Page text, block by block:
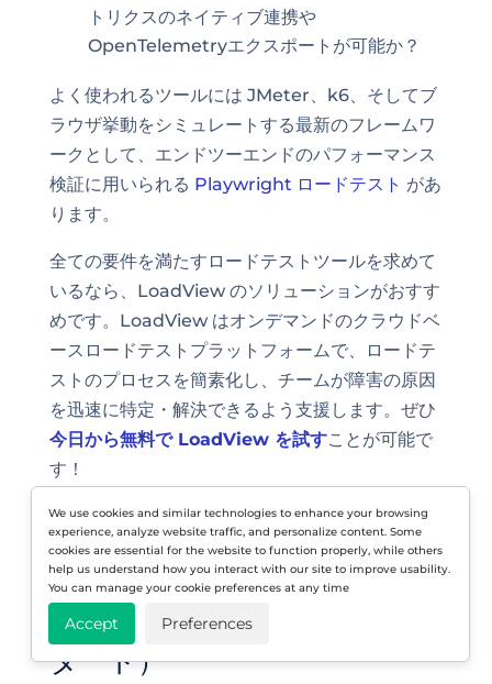
トリクスのネイティブ連携や
OpenTelemetryエクスポートが可能か？
よく使われるツールには JMeter、k6、そしてブ
ラウザ挙動をシミュレートする最新のフレームワ
ークとして、エンドツーエンドのパフォーマンス
検証に用いられる Playwright ロードテスト があ
ります。
全ての要件を満たすロードテストツールを求めて
いるなら、LoadView のソリューションがおすす
めです。LoadView はオンデマンドのクラウドベ
ースロードテストプラットフォームで、ロードテ
ストのプロセスを簡素化し、チームが障害の原因
を迅速に特定・解決できるよう支援します。ぜひ
今日から無料で LoadView を試すことが可能で
す！
2026年におけるチームのロー
ドテスト実施法（クイックス
タート）
We use cookies and similar technologies to enhance your browsing
experience, analyze website traffic, and personalize content. Some
cookies are essential for the website to function properly, while others
help us understand how you interact with our site to improve usability.
You can manage your cookie preferences at any time
Accept Preferences